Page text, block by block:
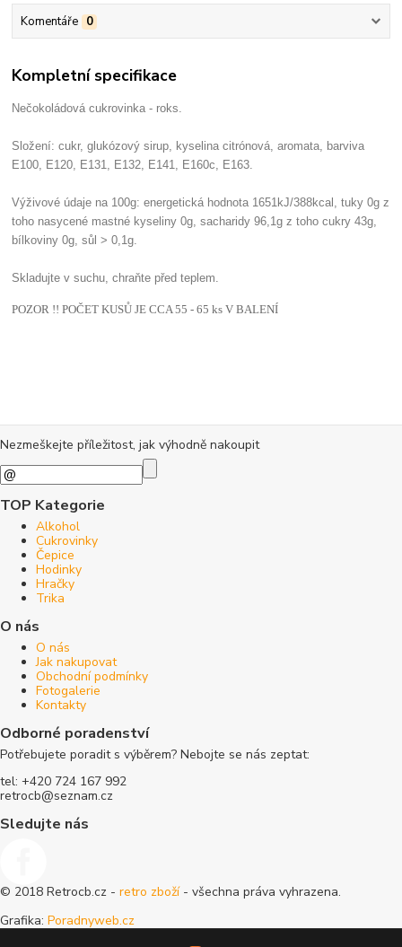
Komentáře 0
Kompletní specifikace
Nečokoládová cukrovinka - roks.
Složení: cukr, glukózový sirup, kyselina citrónová, aromata, barviva
E100, E120, E131, E132, E141, E160c, E163.
Výživové údaje na 100g: energetická hodnota 1651kJ/388kcal, tuky 0g z
toho nasycené mastné kyseliny 0g, sacharidy 96,1g z toho cukry 43g,
bílkoviny 0g, sůl > 0,1g.
Skladujte v suchu, chraňte před teplem.
POZOR !! POČET KUSŮ JE CCA 55 - 65 ks V BALENÍ
Nezmeškejte příležitost, jak výhodně nakoupit
TOP Kategorie
Alkohol
Cukrovinky
Čepice
Hodinky
Hračky
Trika
O nás
O nás
Jak nakupovat
Obchodní podmínky
Fotogalerie
Kontakty
Odborné poradenství
Potřebujete poradit s výběrem? Nebojte se nás zeptat:
tel: +420 724 167 992
retrocb@seznam.cz
Sledujte nás
© 2018 Retrocb.cz - retro zboží- všechna práva vyhrazena.
Grafika: Poradnyweb.cz